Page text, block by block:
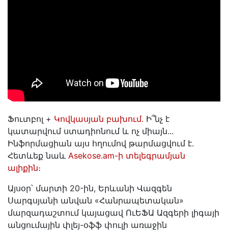
Ֆուտբոլ + Կովկասյան բախում․ Ի՞նչ է
կատարվում ստադիոնում և ոչ միայն․․․
Ինֆորմացիան այս հղումով թարմացվում է․
Հետևեք նաև Asekose.am-ի տելեգրամյան
ալիքին։
Այսօր՝ մարտի 20-ին, Երևանի Վազգեն
Սարգսյանի անվան «Հանրապետական»
մարզադաշտում կայացավ ՈւԵՖԱ Ազգերի լիգայի
անցումային փլեյ-օֆֆ փուլի առաջին